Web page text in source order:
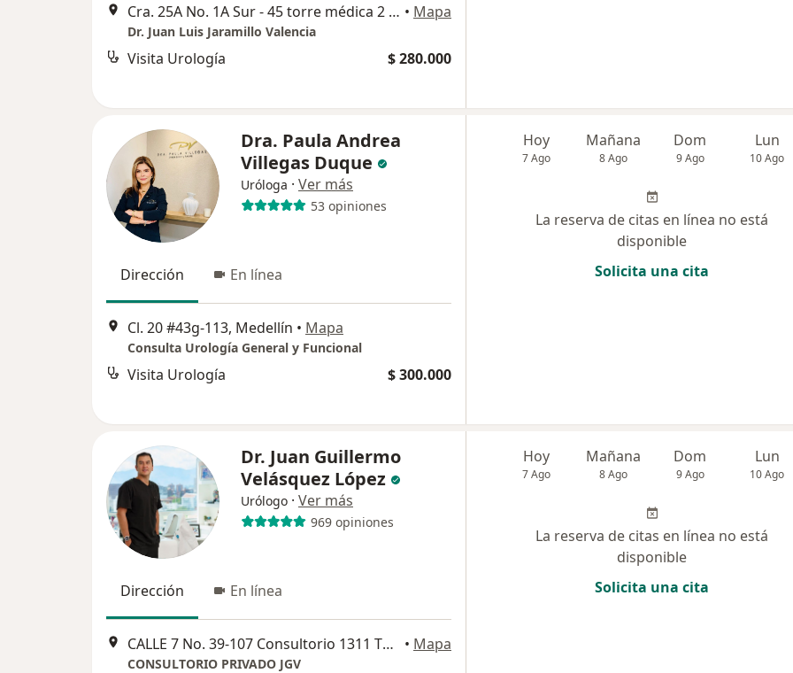
Cra. 25A No. 1A Sur - 45 torre médica 2 parque comercial el tesoro, piso 18 consultorio 1863., Medellín • Mapa
Dr. Juan Luis Jaramillo Valencia
Visita Urología $ 280.000
Dra. Paula Andrea
Villegas Duque
Uróloga · Ver más
53 opiniones
Dirección En línea
Cl. 20 #43g-113, Medellín • Mapa
Consulta Urología General y Funcional
Visita Urología $ 300.000
Hoy
7 Ago
Mañana
8 Ago
Dom
9 Ago
Lun
10 Ago
La reserva de citas en línea no está
disponible
Solicita una cita
Dr. Juan Guillermo
Velásquez López
Urólogo · Ver más
969 opiniones
Dirección En línea
CALLE 7 No. 39-107 Consultorio 1311 TORRE MEDICAL Diagonal de la entrada principal de la Clinica Medellin del Poblado, ENSEGUIDA de la Torre Intermedica., Medellín • Mapa
CONSULTORIO PRIVADO JGV
Hoy
7 Ago
Mañana
8 Ago
Dom
9 Ago
Lun
10 Ago
La reserva de citas en línea no está
disponible
Solicita una cita